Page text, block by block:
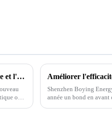
La construction du nouveau système énergétique chinois s'accélère et l'industrie des nouvelles énergies est en plein essor
ont
Shenzhen Boying
année un bond en avant